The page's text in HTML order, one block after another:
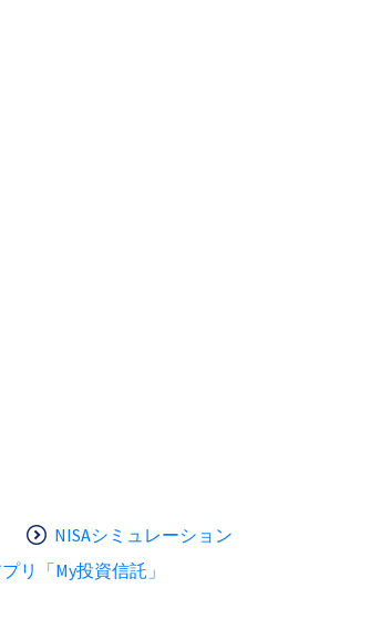
NISAシミュレーション
リ「My投資信託」